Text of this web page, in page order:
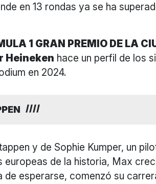
en 13 rondas ya se ha
1 GRAN PREMIO DE LA
Heineken hace un perfil de los
en 2024.
y de Sophie Kumper, un
europeas de la historia, Max
de esperarse, comenzó su